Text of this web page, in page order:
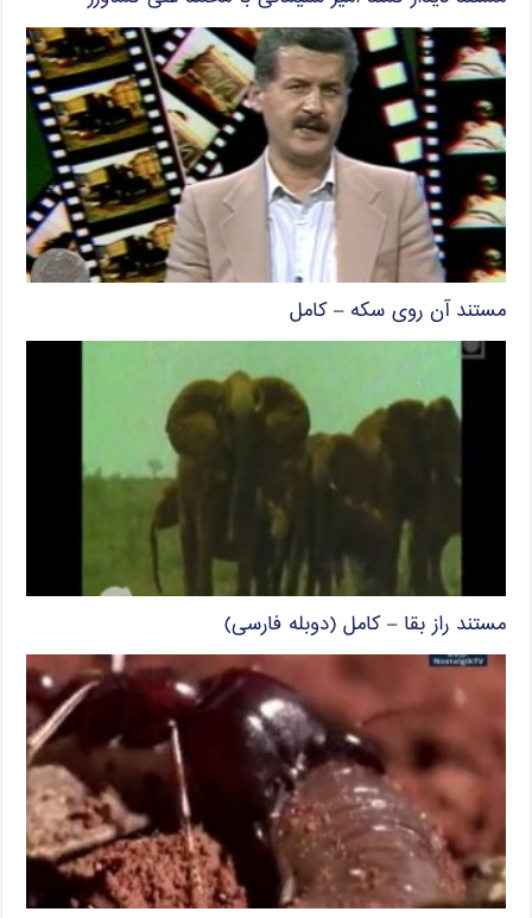
مستند آن روی سکه – کامل
مستند راز بقا – کامل (دوبله فارسی)